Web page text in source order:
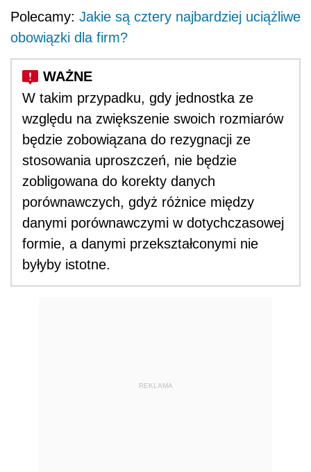
Polecamy: Jakie są cztery najbardziej uciążliwe
obowiązki dla firm?
W takim przypadku, gdy jednostka ze
względu na zwiększenie swoich rozmiarów
będzie zobowiązana do rezygnacji ze
stosowania uproszczeń, nie będzie
zobligowana do korekty danych
porównawczych, gdyż różnice między
danymi porównawczymi w dotychczasowej
formie, a danymi przekształconymi nie
byłyby istotne.
REKLAMA